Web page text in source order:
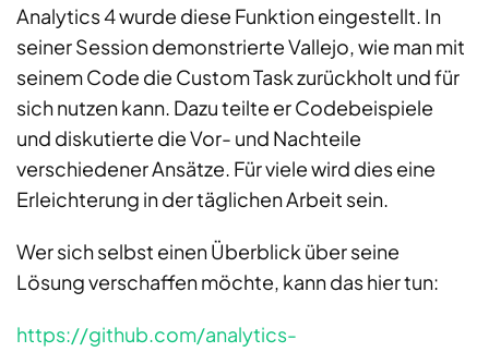
Analytics 4 wurde diese Funktion eingestellt. In
seiner Session demonstrierte Vallejo, wie man mit
seinem Code die Custom Task zurückholt und für
sich nutzen kann. Dazu teilte er Codebeispiele
und diskutierte die Vor- und Nachteile
verschiedener Ansätze. Für viele wird dies eine
Erleichterung in der täglichen Arbeit sein.
Wer sich selbst einen Überblick über seine
Lösung verschaffen möchte, kann das hier tun:
https://github.com/analytics-